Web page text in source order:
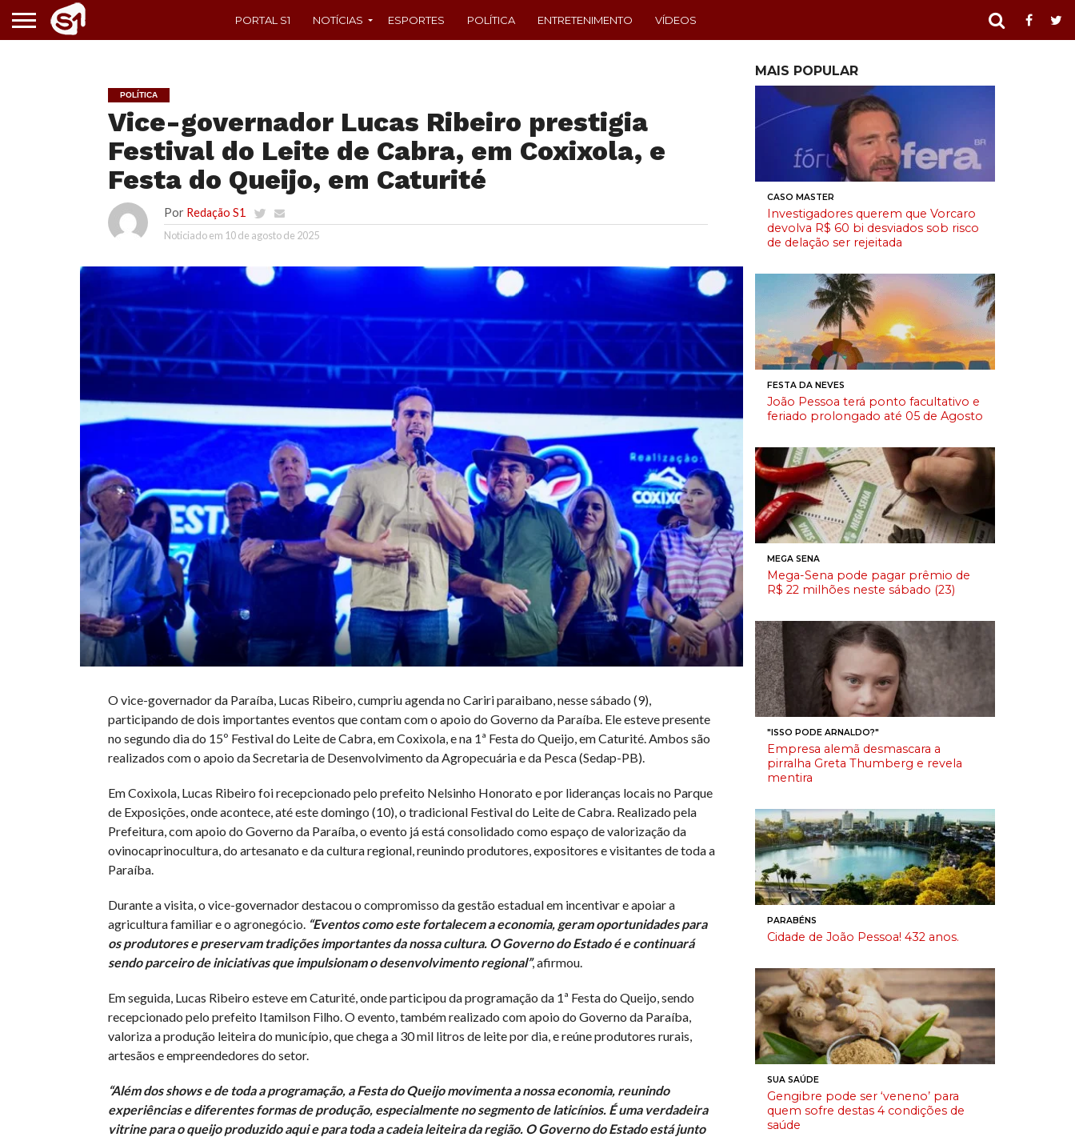
PORTAL S1 NOTÍCIAS ESPORTES POLÍTICA ENTRETENIMENTO VÍDEOS
POLÍTICA
Vice-governador Lucas Ribeiro prestigia
Festival do Leite de Cabra, em Coxixola, e
Festa do Queijo, em Caturité
Por Redação S1
Noticiado em 10 de agosto de 2025
O vice-governador da Paraíba, Lucas Ribeiro, cumpriu agenda no Cariri paraibano, nesse sábado (9),
participando de dois importantes eventos que contam com o apoio do Governo da Paraíba. Ele esteve presente
no segundo dia do 15º Festival do Leite de Cabra, em Coxixola, e na 1ª Festa do Queijo, em Caturité. Ambos são
realizados com o apoio da Secretaria de Desenvolvimento da Agropecuária e da Pesca (Sedap-PB).
Em Coxixola, Lucas Ribeiro foi recepcionado pelo prefeito Nelsinho Honorato e por lideranças locais no Parque
de Exposições, onde acontece, até este domingo (10), o tradicional Festival do Leite de Cabra. Realizado pela
Prefeitura, com apoio do Governo da Paraíba, o evento já está consolidado como espaço de valorização da
ovinocaprinocultura, do artesanato e da cultura regional, reunindo produtores, expositores e visitantes de toda a
Paraíba.
Durante a visita, o vice-governador destacou o compromisso da gestão estadual em incentivar e apoiar a
agricultura familiar e o agronegócio. “Eventos como este fortalecem a economia, geram oportunidades para
os produtores e preservam tradições importantes da nossa cultura. O Governo do Estado é e continuará
sendo parceiro de iniciativas que impulsionam o desenvolvimento regional”, afirmou.
Em seguida, Lucas Ribeiro esteve em Caturité, onde participou da programação da 1ª Festa do Queijo, sendo
recepcionado pelo prefeito Itamilson Filho. O evento, também realizado com apoio do Governo da Paraíba,
valoriza a produção leiteira do município, que chega a 30 mil litros de leite por dia, e reúne produtores rurais,
artesãos e empreendedores do setor.
“Além dos shows e de toda a programação, a Festa do Queijo movimenta a nossa economia, reunindo
experiências e diferentes formas de produção, especialmente no segmento de laticínios. É uma verdadeira
vitrine para o queijo produzido aqui e para toda a cadeia leiteira da região. O Governo do Estado está junto
MAIS POPULAR
CASO MASTER
Investigadores querem que Vorcaro
devolva R$ 60 bi desviados sob risco
de delação ser rejeitada
FESTA DA NEVES
João Pessoa terá ponto facultativo e
feriado prolongado até 05 de Agosto
MEGA SENA
Mega-Sena pode pagar prêmio de
R$ 22 milhões neste sábado (23)
"ISSO PODE ARNALDO?"
Empresa alemã desmascara a
pirralha Greta Thumberg e revela
mentira
PARABÉNS
Cidade de João Pessoa! 432 anos.
SUA SAÚDE
Gengibre pode ser ‘veneno’ para
quem sofre destas 4 condições de
saúde